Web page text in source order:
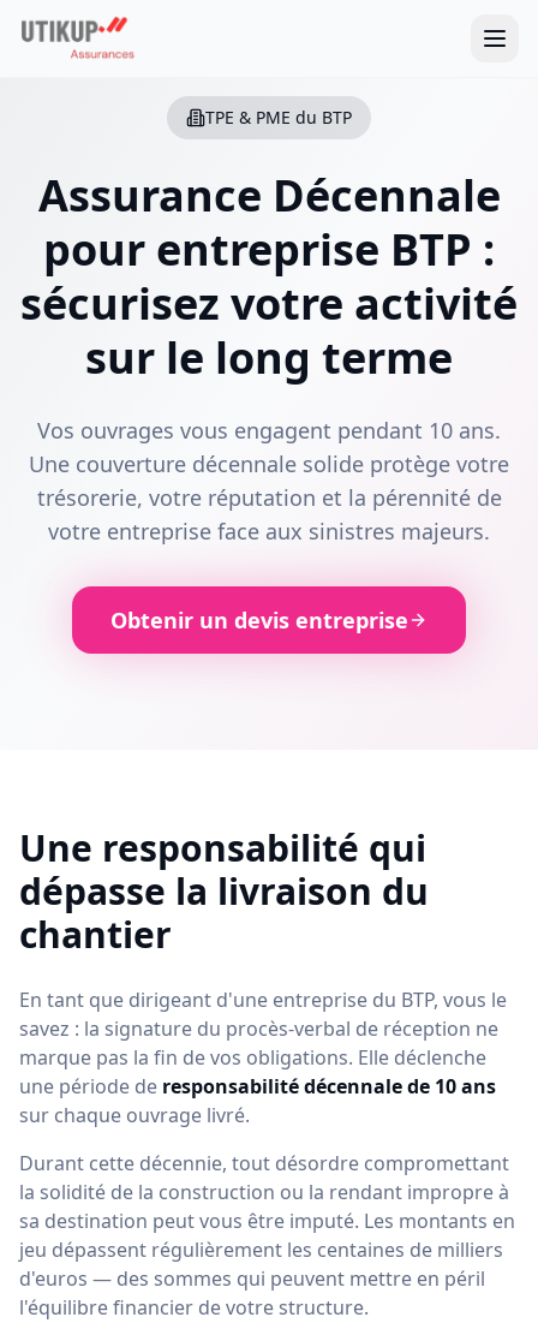
TPE & PME du BTP
Assurance Décennale
pour entreprise BTP :
sécurisez votre activité
sur le long terme
Vos ouvrages vous engagent pendant 10 ans.
Une couverture décennale solide protège votre
trésorerie, votre réputation et la pérennité de
votre entreprise face aux sinistres majeurs.
Obtenir un devis entreprise
Une responsabilité qui
dépasse la livraison du
chantier
En tant que dirigeant d'une entreprise du BTP, vous le
savez : la signature du procès-verbal de réception ne
marque pas la fin de vos obligations. Elle déclenche
une période de responsabilité décennale de 10 ans
sur chaque ouvrage livré.
Durant cette décennie, tout désordre compromettant
la solidité de la construction ou la rendant impropre à
sa destination peut vous être imputé. Les montants en
jeu dépassent régulièrement les centaines de milliers
d'euros — des sommes qui peuvent mettre en péril
l'équilibre financier de votre structure.